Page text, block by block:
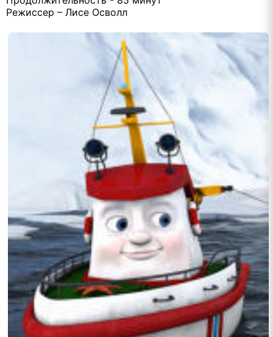
Режиссер – Лисе Осволл